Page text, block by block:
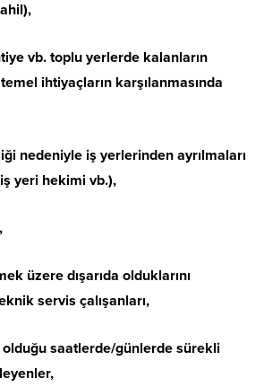
vb. toplu yerlerde kalanların
ihtiyaçların karşılanmasında
nedeniyle iş yerlerinden ayrılmaları
yeri hekimi vb.),
üzere dışarıda olduklarını
servis çalışanları,
olduğu saatlerde/günlerde sürekli